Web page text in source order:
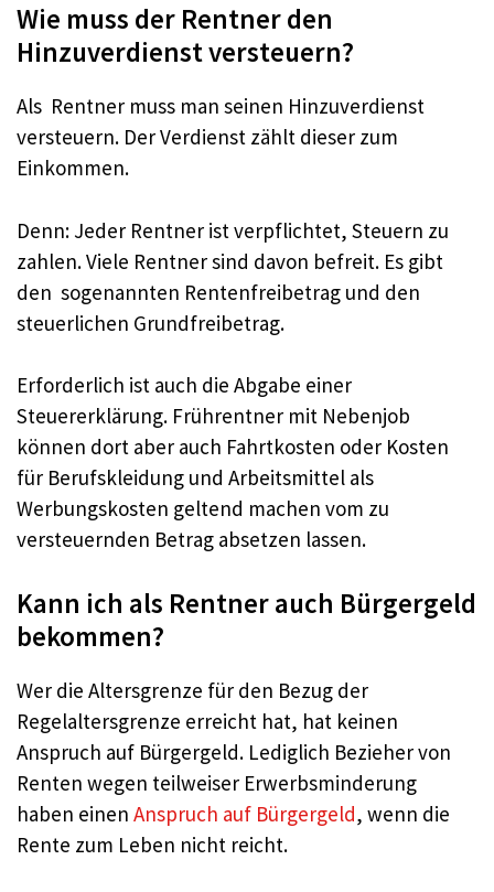
Wie muss der Rentner den
Hinzuverdienst versteuern?
Als Rentner muss man seinen Hinzuverdienst
versteuern. Der Verdienst zählt dieser zum
Einkommen.
Denn: Jeder Rentner ist verpflichtet, Steuern zu
zahlen. Viele Rentner sind davon befreit. Es gibt
den sogenannten Rentenfreibetrag und den
steuerlichen Grundfreibetrag.
Erforderlich ist auch die Abgabe einer
Steuererklärung. Frührentner mit Nebenjob
können dort aber auch Fahrtkosten oder Kosten
für Berufskleidung und Arbeitsmittel als
Werbungskosten geltend machen vom zu
versteuernden Betrag absetzen lassen.
Kann ich als Rentner auch Bürgergeld
bekommen?
Wer die Altersgrenze für den Bezug der
Regelaltersgrenze erreicht hat, hat keinen
Anspruch auf Bürgergeld. Lediglich Bezieher von
Renten wegen teilweiser Erwerbsminderung
haben einen Anspruch auf Bürgergeld, wenn die
Rente zum Leben nicht reicht.